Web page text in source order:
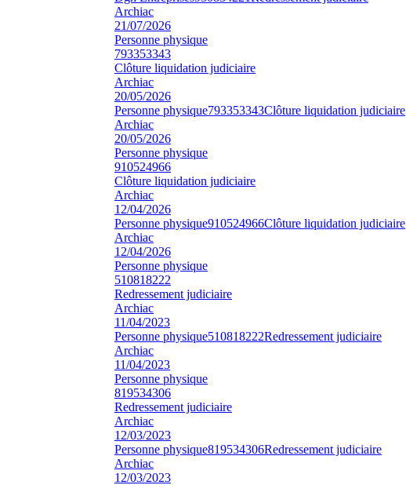
Archiac
21/07/2026
Personne physique
793353343
Clôture liquidation judiciaire
Archiac
20/05/2026
Personne physique793353343Clôture liquidation judiciaire
Archiac
20/05/2026
Personne physique
910524966
Clôture liquidation judiciaire
Archiac
12/04/2026
Personne physique910524966Clôture liquidation judiciaire
Archiac
12/04/2026
Personne physique
510818222
Redressement judiciaire
Archiac
11/04/2023
Personne physique510818222Redressement judiciaire
Archiac
11/04/2023
Personne physique
819534306
Redressement judiciaire
Archiac
12/03/2023
Personne physique819534306Redressement judiciaire
Archiac
12/03/2023